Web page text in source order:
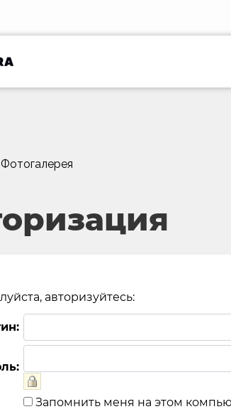
Фотогалерея
авторизуйтесь:
Запомнить меня на этом